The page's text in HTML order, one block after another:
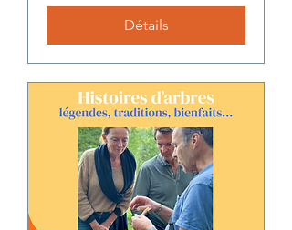
Détails